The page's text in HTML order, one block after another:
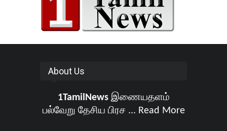
About Us
1TamilNewsஇணையதளம்
பல்வேறு தேசிய பிரச ... Read More